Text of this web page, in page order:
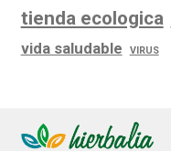
tienda ecologica
vida saludable VIRUS